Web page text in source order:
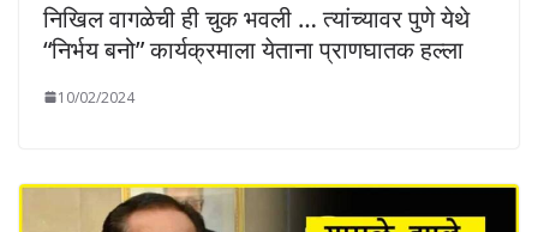
निखिल वागळेची ही चुक भवली … त्यांच्यावर पुणे येथे
“निर्भय बनो” कार्यक्रमाला येताना प्राणघातक हल्ला
10/02/2024